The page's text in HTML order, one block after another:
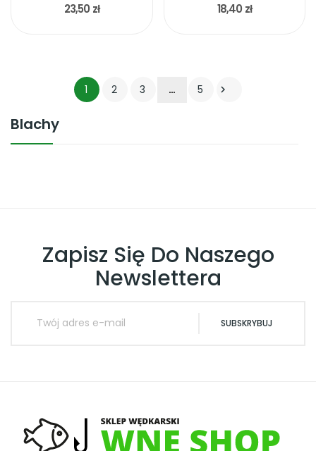
Blachy
23,50 zł 18,40 zł
1 2 3 … 5 
Zapisz Się Do Naszego
Newslettera
SUBSKRYBUJ